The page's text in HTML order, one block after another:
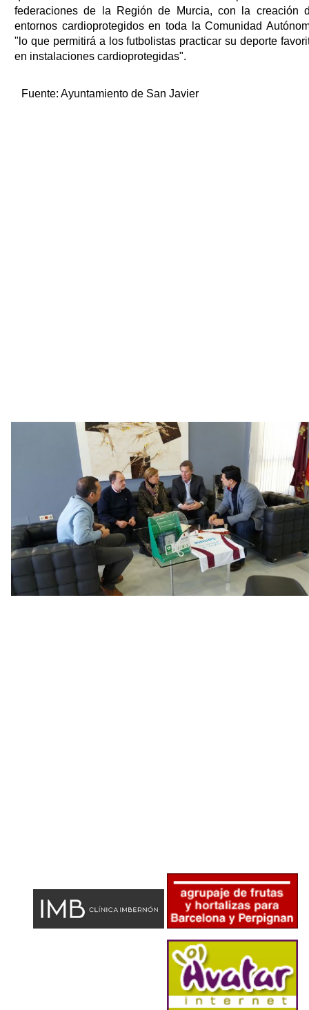
federaciones de la Región de Murcia, con la creación
entornos cardioprotegidos en toda la Comunidad
"lo que permitirá a los futbolistas practicar su deporte
en instalaciones cardioprotegidas".
Fuente: Ayuntamiento de San Javier